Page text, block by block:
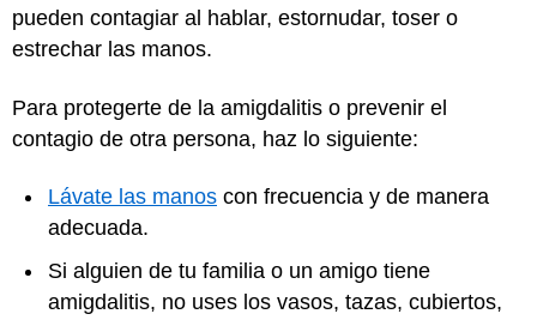
pueden contagiar al hablar, estornudar, toser o
estrechar las manos.
Para protegerte de la amigdalitis o prevenir el
contagio de otra persona, haz lo siguiente:
Lávate las manos con frecuencia y de manera
adecuada.
Si alguien de tu familia o un amigo tiene
amigdalitis, no uses los vasos, tazas, cubiertos,